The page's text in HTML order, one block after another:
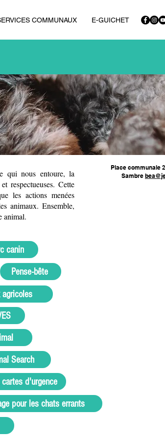
COMMUNAUX E-GUICHET
qui nous entoure, la
respectueuses. Cette
les actions menées
animaux. Ensemble,
animal.
canin
Pense-bête
Place communale
Sambre
Search
d'urgence
pour les chats errants